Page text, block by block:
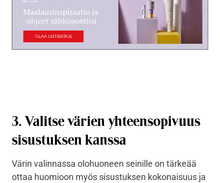
3. Valitse värien yhteensopivuus
sisustuksen kanssa
Värin valinnassa olohuoneen seinille on tärkeää
ottaa huomioon myös sisustuksen kokonaisuus ja